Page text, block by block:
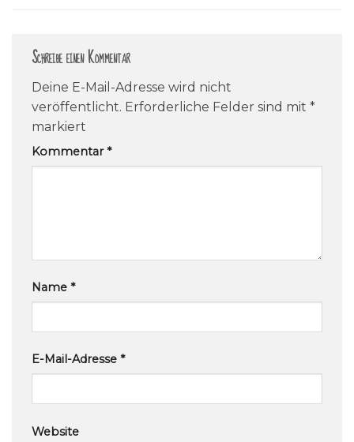
Schreibe einen Kommentar
Deine E-Mail-Adresse wird nicht
veröffentlicht. Erforderliche Felder sind mit *
markiert
Kommentar*
Name *
E-Mail-Adresse *
Website